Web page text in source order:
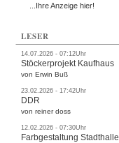
...Ihre Anzeige hier!
LESER
14.07.2026 - 07:12Uhr
Stöckerprojekt Kaufhaus
von Erwin Buß
23.02.2026 - 17:42Uhr
DDR
von reiner doss
12.02.2026 - 07:30Uhr
Farbgestaltung Stadthalle